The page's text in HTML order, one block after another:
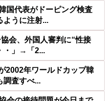
国代表がドーピング検査
ように注射...
会、外国人審判に“性接
・」→「2...
2002年ワールドカップ韓
調査すべ...